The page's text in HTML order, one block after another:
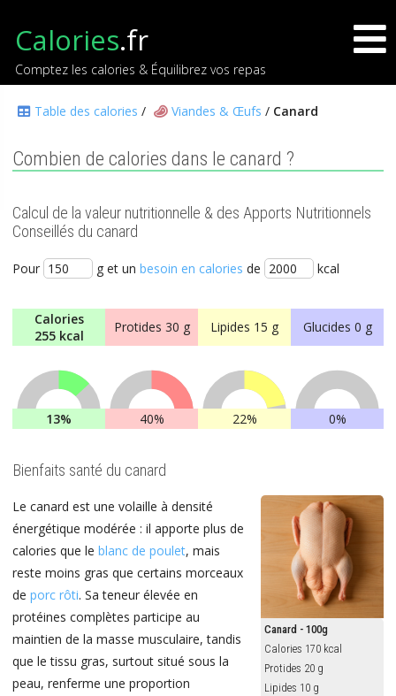
Calories.fr
Comptez les calories & Équilibrez vos repas
Table des calories / Viandes & Œufs / Canard
Combien de calories dans le canard ?
Calcul de la valeur nutritionnelle & des Apports Nutritionnels
Conseillés du canard
Pour g et un besoin en calories de kcal
Calories
255 kcal
Protides 30 g Lipides 15 g Glucides 0 g
13% 40% 22% 0%
Bienfaits santé du canard
Canard - 100g
Calories 170 kcal
Protides 20 g
Lipides 10 g
Le canard est une volaille à densité
énergétique modérée : il apporte plus de
calories que le blanc de poulet, mais
reste moins gras que certains morceaux
de porc rôti. Sa teneur élevée en
protéines complètes participe au
maintien de la masse musculaire, tandis
que le tissu gras, surtout situé sous la
peau, renferme une proportion